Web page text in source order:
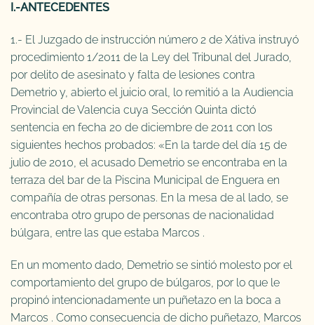
I.-ANTECEDENTES
1.- El Juzgado de instrucción número 2 de Xátiva instruyó
procedimiento 1/2011 de la Ley del Tribunal del Jurado,
por delito de asesinato y falta de lesiones contra
Demetrio y, abierto el juicio oral, lo remitió a la Audiencia
Provincial de Valencia cuya Sección Quinta dictó
sentencia en fecha 20 de diciembre de 2011 con los
siguientes hechos probados: «En la tarde del día 15 de
julio de 2010, el acusado Demetrio se encontraba en la
terraza del bar de la Piscina Municipal de Enguera en
compañía de otras personas. En la mesa de al lado, se
encontraba otro grupo de personas de nacionalidad
búlgara, entre las que estaba Marcos .
En un momento dado, Demetrio se sintió molesto por el
comportamiento del grupo de búlgaros, por lo que le
propinó intencionadamente un puñetazo en la boca a
Marcos . Como consecuencia de dicho puñetazo, Marcos